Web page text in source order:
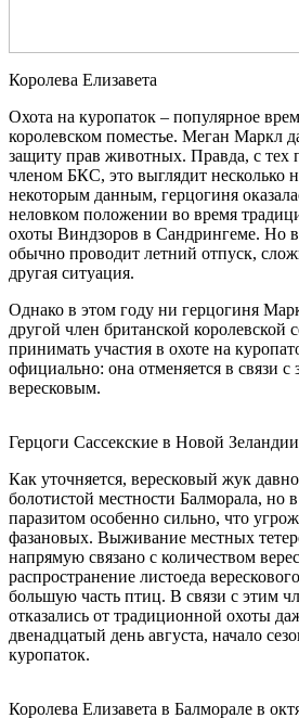
Королева Елизавета
Охота на куропаток – популярное
королевском поместье. Меган Маркл
защиту прав животных. Правда, с тех
членом БКС, это выглядит несколько
некоторым данным, герцогиня
неловком положении во время
охоты Виндзоров в Сандрингеме. Но
обычно проводит летний отпуск,
другая ситуация.
Однако в этом году ни герцогиня
другой член британской королевской
принимать участия в охоте на
официально: она отменяется в связи
вересковым.
Герцоги Сассекские в Новой
Как уточняется, вересковый жук
болотистой местности Балморала, но
паразитом особенно сильно, что
фазановых. Выживание местных
напрямую связано с количеством
распространение листоеда
большую часть птиц. В связи с этим
отказались от традиционной охоты
двенадцатый день августа, начало
куропаток.
Королева Елизавета в Балморале в